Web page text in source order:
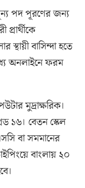
পদ পূরণের জন্য
স্থায়ী বাসিন্দা হতে
অনলাইনে ফরম
মুদ্রাক্ষরিক।
১৬। বেতন স্কেল
বা সমমানের
বাংলায় ২০